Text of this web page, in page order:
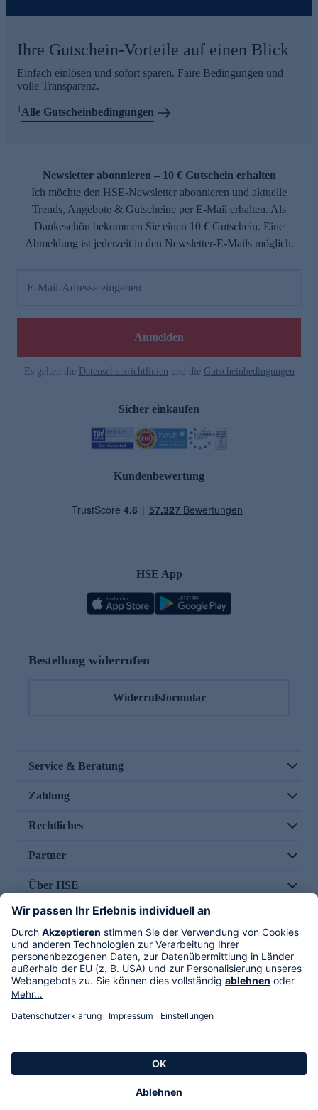
Ihre Gutschein-Vorteile auf einen Blick
Einfach einlösen und sofort sparen. Faire Bedingungen und
volle Transparenz.
1Alle Gutscheinbedingungen
Newsletter abonnieren – 10 € Gutschein erhalten
Ich möchte den HSE-Newsletter abonnieren und aktuelle
Trends, Angebote & Gutscheine per E-Mail erhalten. Als
Dankeschön bekommen Sie einen 10 € Gutschein. Eine
Abmeldung ist jederzeit in den Newsletter-E-Mails möglich.
E-Mail-Adresse eingeben
Anmelden
Es gelten die Datenschutzrichtlinien und die Gutscheinbedingungen
Sicher einkaufen
Kundenbewertung
HSE App
Bestellung widerrufen
Widerrufsformular
Service & Beratung
Zahlung
Rechtliches
Partner
Über HSE
Im TV
HSE International